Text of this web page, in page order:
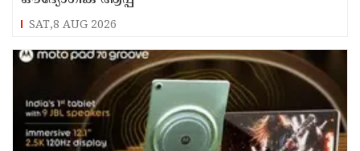
SAT,8 AUG 2026